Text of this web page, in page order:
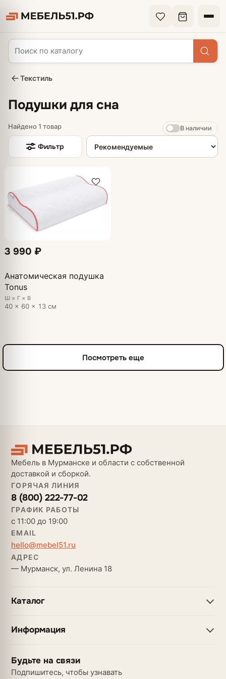
Текстиль
Подушки для сна
Найдено 1 товар В наличии
Фильтр
Сортировка товаров
3 990 ₽
Анатомическая подушка
Tonus
Ш × Г × В
40 × 60 × 13 см
Посмотреть еще
Мебель в Мурманске и области с собственной
доставкой и сборкой.
ГОРЯЧАЯ ЛИНИЯ
8 (800) 222-77-02
ГРАФИК РАБОТЫ
с 11:00 до 19:00
EMAIL
hello@mebel51.ru
АДРЕС
— Мурманск, ул. Ленина 18
Каталог
Информация
Будьте на связи
Подпишитесь, чтобы узнавать